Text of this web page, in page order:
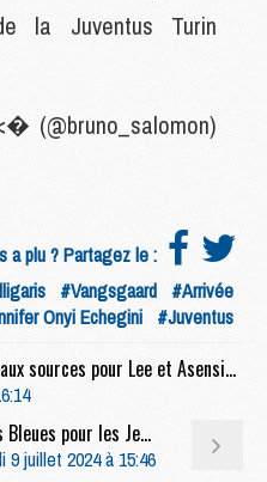
la Juventus Turin
(@bruno_salomon)
a plu ? Partagez le :
#Vangsgaard #Arrivée
Onyi Echegini #Juventus
Rés. sociaux : Retour aux sources pour Lee et Asensio avant la reprise
Féminines : 5 Parisiennes avec les Bleues pour les Jeux Olympiques
9 juillet 2024 à 15:46